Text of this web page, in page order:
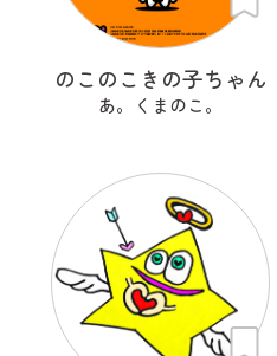
のこのこきの子ちゃん
あ。くまのこ。